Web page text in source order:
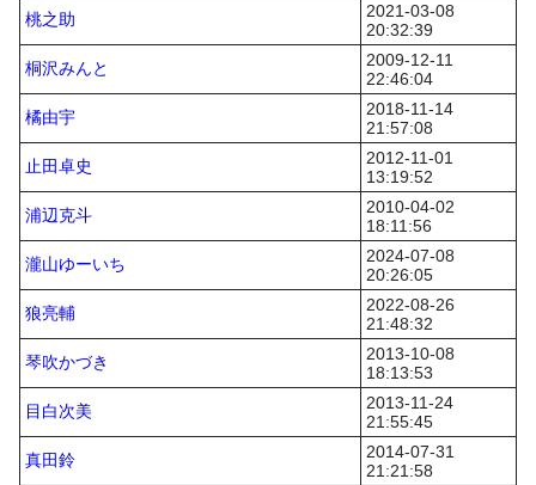
桃之助
2021-03-08
20:32:39
桐沢みんと
2009-12-11
22:46:04
橘由宇
2018-11-14
21:57:08
止田卓史
2012-11-01
13:19:52
浦辺克斗
2010-04-02
18:11:56
瀧山ゆーいち
2024-07-08
20:26:05
狼亮輔
2022-08-26
21:48:32
琴吹かづき
2013-10-08
18:13:53
目白次美
2013-11-24
21:55:45
真田鈴
2014-07-31
21:21:58